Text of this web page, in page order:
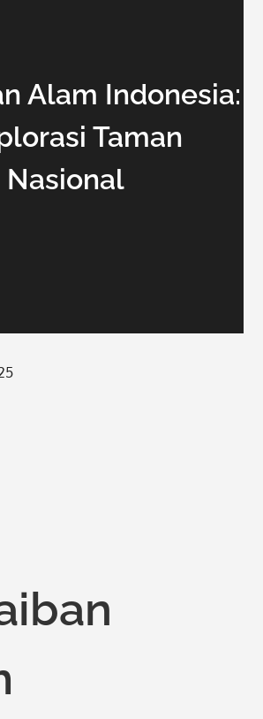
Alam Indonesia:
Taman
Nasional